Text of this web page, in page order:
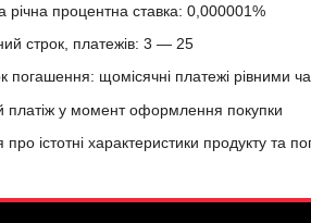
річна процентна ставка: 0,000001%
строк, платежів: 3 — 25
погашення: щомісячні платежі рівними
платіж у момент оформлення покупки
про істотні характеристики продукту та